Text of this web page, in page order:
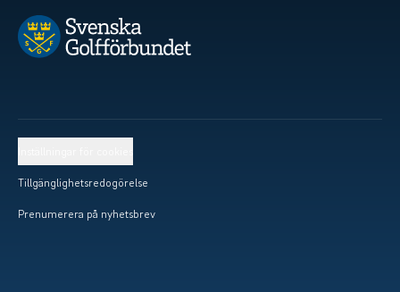
Tillgänglighetsredogörelse
Prenumerera på nyhetsbrev